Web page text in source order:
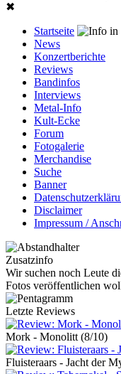
✖
Startseite
News
Konzertberichte
Reviews
Bandinfos
Interviews
Metal-Info
Kult-Ecke
Forum
Fotogalerie
Merchandise
Suche
Banner
Disclaimer
Impressum /
Zusatzinfo
Wir suchen noch Leute
Fotos veröffentlichen
Letzte Reviews
Mork - Monolitt (8/10)
Fluisteraars - Jacht der